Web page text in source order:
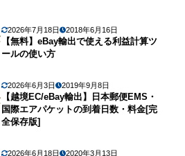
2026年7月18日 2018年6月16日
【無料】eBay輸出で使える利益計算ツ
ールの使い方
2026年6月3日 2019年9月8日
【越境EC/eBay輸出】日本郵便EMS・
国際エアパケットの到着日数・料金[完
全保存版]
2026年6月18日 2020年3月13日